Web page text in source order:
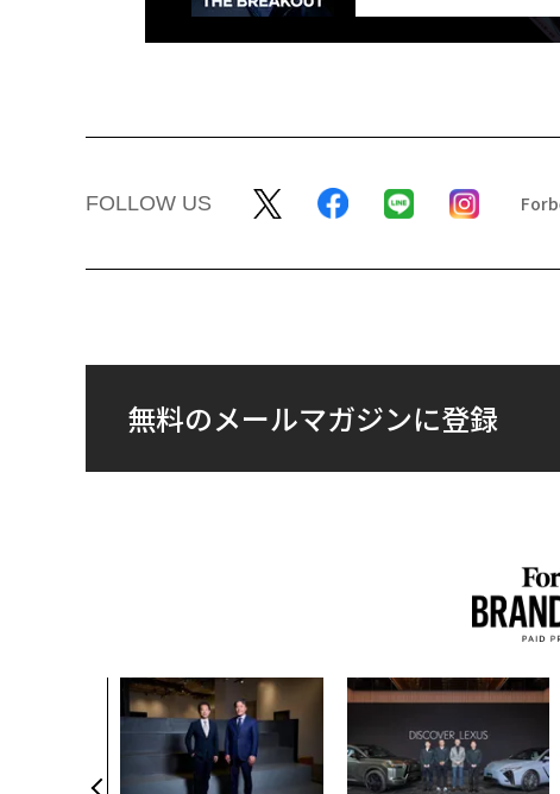
FOLLOW US
無料のメールマガジンに登録